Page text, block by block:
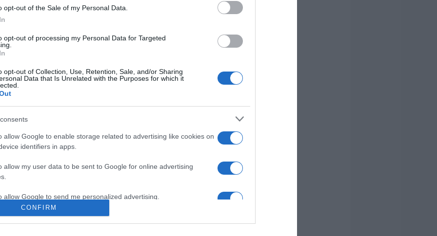
opt-out of the Sale of my Personal Data.
opt-out of processing my Personal Data for Targeted
opt-out of Collection, Use, Retention, Sale, and/or Sharing
Data that Is Unrelated with the Purposes for which it
allow Google to enable storage related to advertising like cookies on
identifiers in apps.
allow my user data to be sent to Google for online advertising
allow Google to send me personalized advertising.
CONFIRM
akkor képesek leszünk kéz a kézben
is elárulta, hogy nem tartja kizártnak egy hetedik
a legkisebbik fiam. Szeretném
fogunk leülni a férjemmel, hogy megbeszéljük,
mondta.
Pinterest
család,Vasvári Vivien,tervezés,ősanya